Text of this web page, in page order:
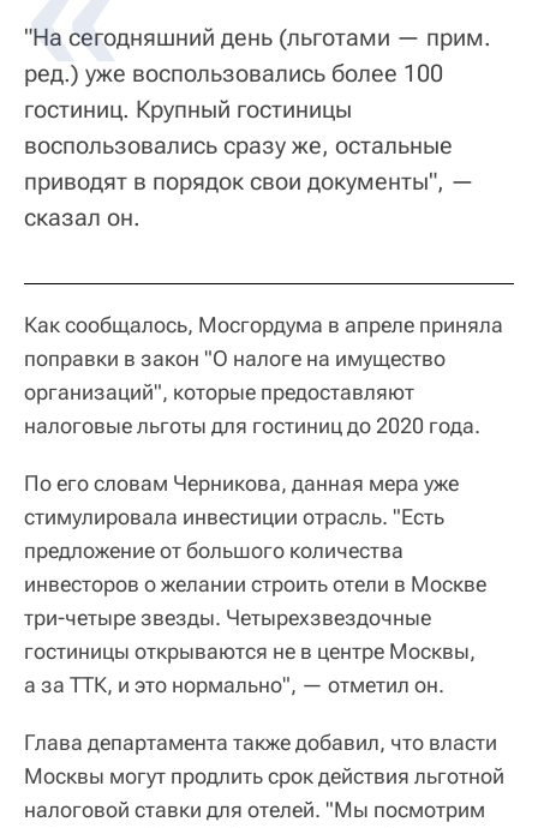
"На сегодняшний день (льготами — прим.
ред.) уже воспользовались более 100
гостиниц. Крупный гостиницы
воспользовались сразу же, остальные
приводят в порядок свои документы", —
сказал он.
Как сообщалось, Мосгордума в апреле приняла
поправки в закон "О налоге на имущество
организаций", которые предоставляют
налоговые льготы для гостиниц до 2020 года.
По его словам Черникова, данная мера уже
стимулировала инвестиции отрасль. "Есть
предложение от большого количества
инвесторов о желании строить отели в Москве
три-четыре звезды. Четырехзвездочные
гостиницы открываются не в центре Москвы,
а за ТТК, и это нормально", — отметил он.
Глава департамента также добавил, что власти
Москвы могут продлить срок действия льготной
налоговой ставки для отелей. "Мы посмотрим